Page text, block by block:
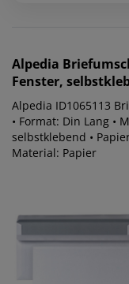
Alpedia
Fenster,
Alpedia ID1065113
• Format: Din Lang •
selbstklebend •
Material: Papier